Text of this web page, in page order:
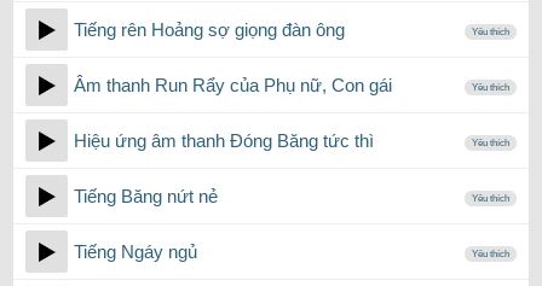
Tiếng rên Hoảng sợ giọng đàn ông Yêu thích
Âm thanh Run Rẩy của Phụ nữ, Con gái Yêu thích
Hiệu ứng âm thanh Đóng Băng tức thì Yêu thích
Tiếng Băng nứt nẻ Yêu thích
Tiếng Ngáy ngủ Yêu thích